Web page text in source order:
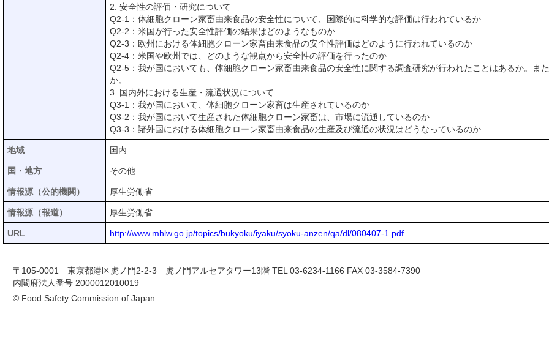
2. 安全性の評価・研究について
Q2-1：体細胞クローン家畜由来食品の安全性について、国際的に科学的な評価は行われているか
Q2-2：米国が行った安全性評価の結果はどのようなものか
Q2-3：欧州における体細胞クローン家畜由来食品の安全性評価はどのように行われているのか
Q2-4：米国や欧州では、どのような観点から安全性の評価を行ったのか
Q2-5：我が国においても、体細胞クローン家畜由来食品の安全性に関する調査研究が行われたことはあるか。ま
か。
3. 国内外における生産・流通状況について
Q3-1：我が国において、体細胞クローン家畜は生産されているのか
Q3-2：我が国において生産された体細胞クローン家畜は、市場に流通しているのか
Q3-3：諸外国における体細胞クローン家畜由来食品の生産及び流通の状況はどうなっているのか
地域 国内
国・地方 その他
情報源（公的機関） 厚生労働省
情報源（報道） 厚生労働省
URL http://www.mhlw.go.jp/topics/bukyoku/iyaku/syoku-anzen/qa/dl/080407-1.pdf
〒105-0001 東京都港区虎ノ門2-2-3 虎ノ門アルセアタワー13階 TEL 03-6234-1166 FAX 03-3584-7390
内閣府法人番号 2000012010019
© Food Safety Commission of Japan